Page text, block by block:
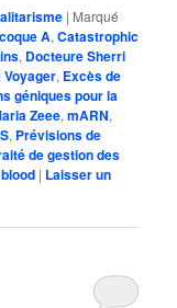
| Marqué
A,Catastrophic
, Docteure Sherri
Voyager, Excès de
géniques pour la
Zeee,mARN,
, Prévisions de
de gestion des
| Laisser un